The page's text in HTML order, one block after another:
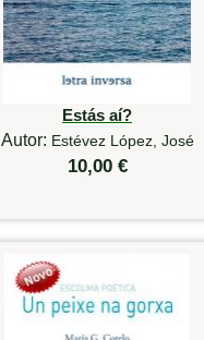
Estás aí?
Autor: Estévez López, José
10,00 €